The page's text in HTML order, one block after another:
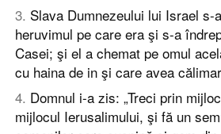
3. Slava Dumnezeului lui Israel s-
heruvimul pe care era şi s-a
Casei; şi el a chemat pe omul
cu haina de in şi care avea
4. Domnul i-a zis: „Treci prin
mijlocul Ierusalimului, şi fă un